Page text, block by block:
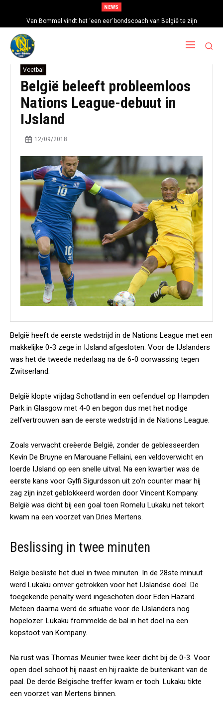
NEWS
Van Bommel vindt het ‘een eer’ bondscoach van België te zijn
Voetbal
België beleeft probleemloos
Nations League-debuut in
IJsland
12/09/2018
België heeft de eerste wedstrijd in de Nations League met een
makkelijke 0-3 zege in IJsland afgesloten. Voor de IJslanders
was het de tweede nederlaag na de 6-0 oorwassing tegen
Zwitserland.
België klopte vrijdag Schotland in een oefenduel op Hampden
Park in Glasgow met 4-0 en begon dus met het nodige
zelfvertrouwen aan de eerste wedstrijd in de Nations League.
Zoals verwacht creëerde België, zonder de geblesseerden
Kevin De Bruyne en Marouane Fellaini, een veldoverwicht en
loerde IJsland op een snelle uitval. Na een kwartier was de
eerste kans voor Gylfi Sigurdsson uit zo’n counter maar hij
zag zijn inzet geblokkeerd worden door Vincent Kompany.
België was dicht bij een goal toen Romelu Lukaku net tekort
kwam na een voorzet van Dries Mertens.
Beslissing in twee minuten
België besliste het duel in twee minuten. In de 28ste minuut
werd Lukaku omver getrokken voor het IJslandse doel. De
toegekende penalty werd ingeschoten door Eden Hazard.
Meteen daarna werd de situatie voor de IJslanders nog
hopelozer. Lukaku frommelde de bal in het doel na een
kopstoot van Kompany.
Na rust was Thomas Meunier twee keer dicht bij de 0-3. Voor
open doel schoot hij naast en hij raakte de buitenkant van de
paal. De derde Belgische treffer kwam er toch. Lukaku tikte
een voorzet van Mertens binnen.